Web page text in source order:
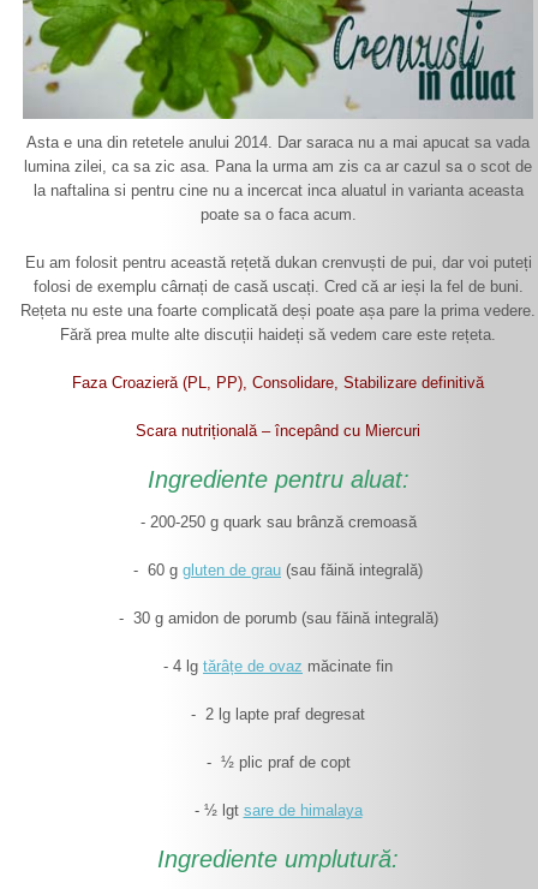
Asta e una din retetele anului 2014. Dar saraca nu a mai apucat sa vada
lumina zilei, ca sa zic asa. Pana la urma am zis ca ar cazul sa o scot de
la naftalina si pentru cine nu a incercat inca aluatul in varianta aceasta
poate sa o faca acum.
Eu am folosit pentru această rețetă dukan crenvuști de pui, dar voi puteți
folosi de exemplu cârnați de casă uscați. Cred că ar ieși la fel de buni.
Rețeta nu este una foarte complicată deși poate așa pare la prima vedere.
Fără prea multe alte discuții haideți să vedem care este rețeta.
Faza Croazieră (PL, PP), Consolidare, Stabilizare definitivă
Scara nutrițională – începând cu Miercuri
Ingrediente pentru aluat:
- 200-250 g quark sau brânză cremoasă
- 60 g gluten de grau (sau făină integrală)
- 30 g amidon de porumb (sau făină integrală)
- 4 lg tărâțe de ovaz măcinate fin
- 2 lg lapte praf degresat
- ½ plic praf de copt
- ½ lgt sare de himalaya
Ingrediente umplutură: